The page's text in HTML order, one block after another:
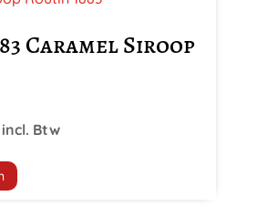
Caramel Siroop
incl. Btw